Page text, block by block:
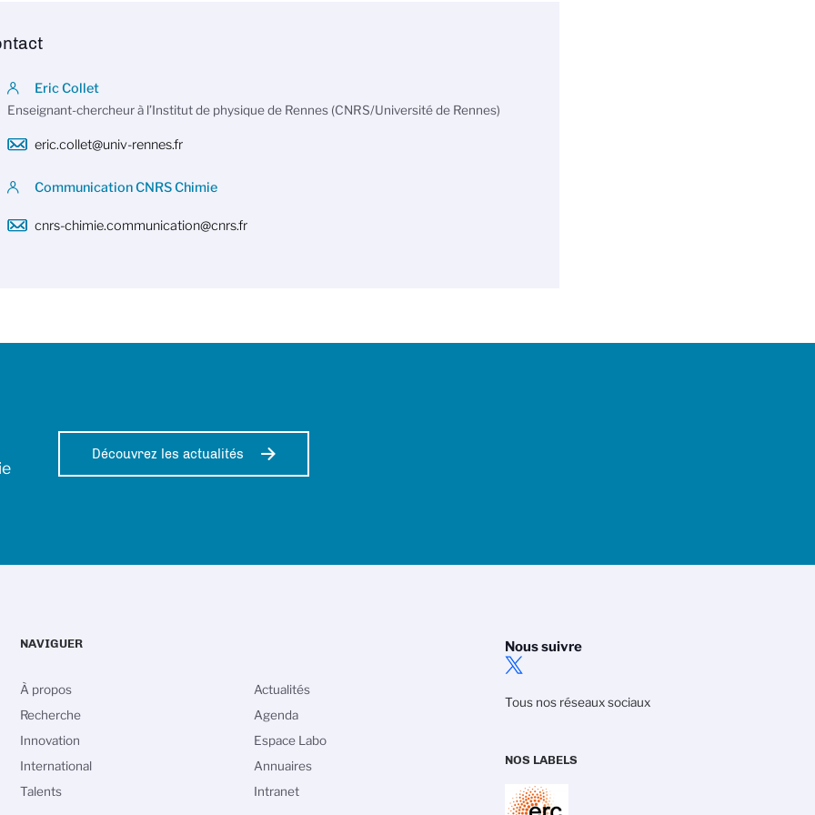
Eric Collet
Enseignant-chercheur à l’Institut de physique de Rennes (CNRS/Université de Rennes)
eric.collet@univ-rennes.fr
Communication CNRS Chimie
cnrs-chimie.communication@cnrs.fr
Découvrez les actualités
Nous suivre
Tous nos réseaux sociaux
NOS LABELS
NAVIGUER
À propos
Recherche
Innovation
International
Talents
Actualités
Agenda
Espace Labo
Annuaires
Intranet